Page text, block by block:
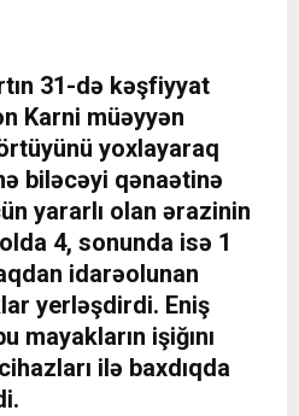
31-də kəşfiyyat
Karni müəyyən
yoxlayaraq
biləcəyi qənaətinə
yararlı olan ərazinin
4, sonunda isə 1
idarəolunan
yerləşdirdi. Eniş
mayakların işiğını
ilə baxdıqda